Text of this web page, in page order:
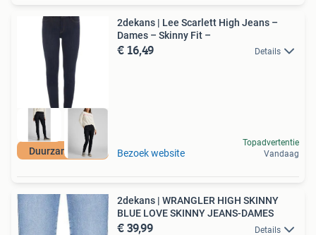
Duurzame Deal
2dekans | Lee Scarlett High Jeans –
Dames – Skinny Fit –
€ 16,49 Details
Bezoek website
Topadvertentie
Vandaag
2dekans | WRANGLER HIGH SKINNY
BLUE LOVE SKINNY JEANS-DAMES
€ 39,99 Details